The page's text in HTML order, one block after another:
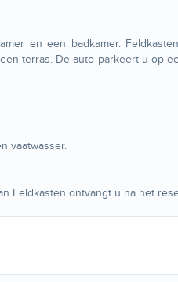
en een badkamer.
terras. De auto parkeert u op
vaatwasser.
Feldkasten ontvangt u na het